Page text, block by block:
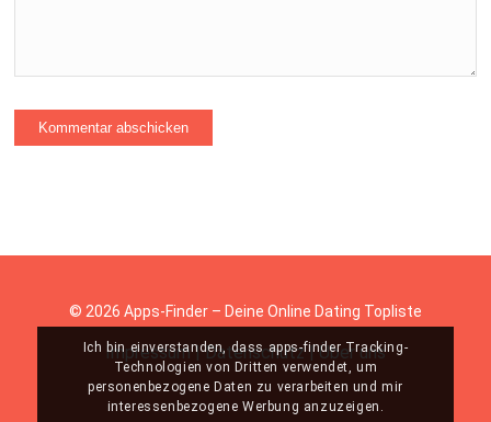
© 2026 Apps-Finder – Deine Online Dating Topliste
Impressum|Datenschutz|Über uns
Ich bin einverstanden, dass apps-finder Tracking-
Technologien von Dritten verwendet, um
personenbezogene Daten zu verarbeiten und mir
interessenbezogene Werbung anzuzeigen.